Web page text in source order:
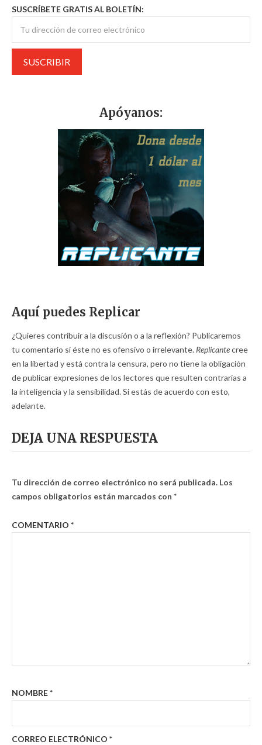
SUSCRÍBETE GRATIS AL BOLETÍN:
Apóyanos:
Aquí puedes Replicar
¿Quieres contribuir a la discusión o a la reflexión? Publicaremos
tu comentario si éste no es ofensivo o irrelevante. Replicantecree
en la libertad y está contra la censura, pero no tiene la obligación
de publicar expresiones de los lectores que resulten contrarias a
la inteligencia y la sensibilidad. Si estás de acuerdo con esto,
adelante.
DEJA UNA RESPUESTA
Tu dirección de correo electrónico no será publicada. Los
campos obligatorios están marcados con *
COMENTARIO *
NOMBRE*
CORREO ELECTRÓNICO *